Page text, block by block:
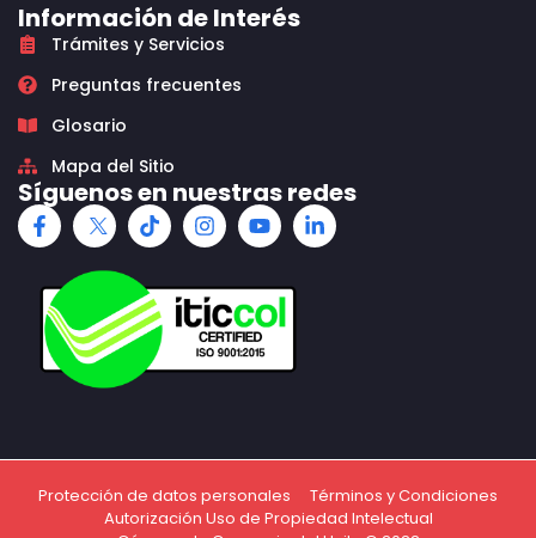
Información de Interés
Trámites y Servicios
Preguntas frecuentes
Glosario
Mapa del Sitio
Síguenos en nuestras redes
Protección de datos personales
Términos y Condiciones
Autorización Uso de Propiedad Intelectual